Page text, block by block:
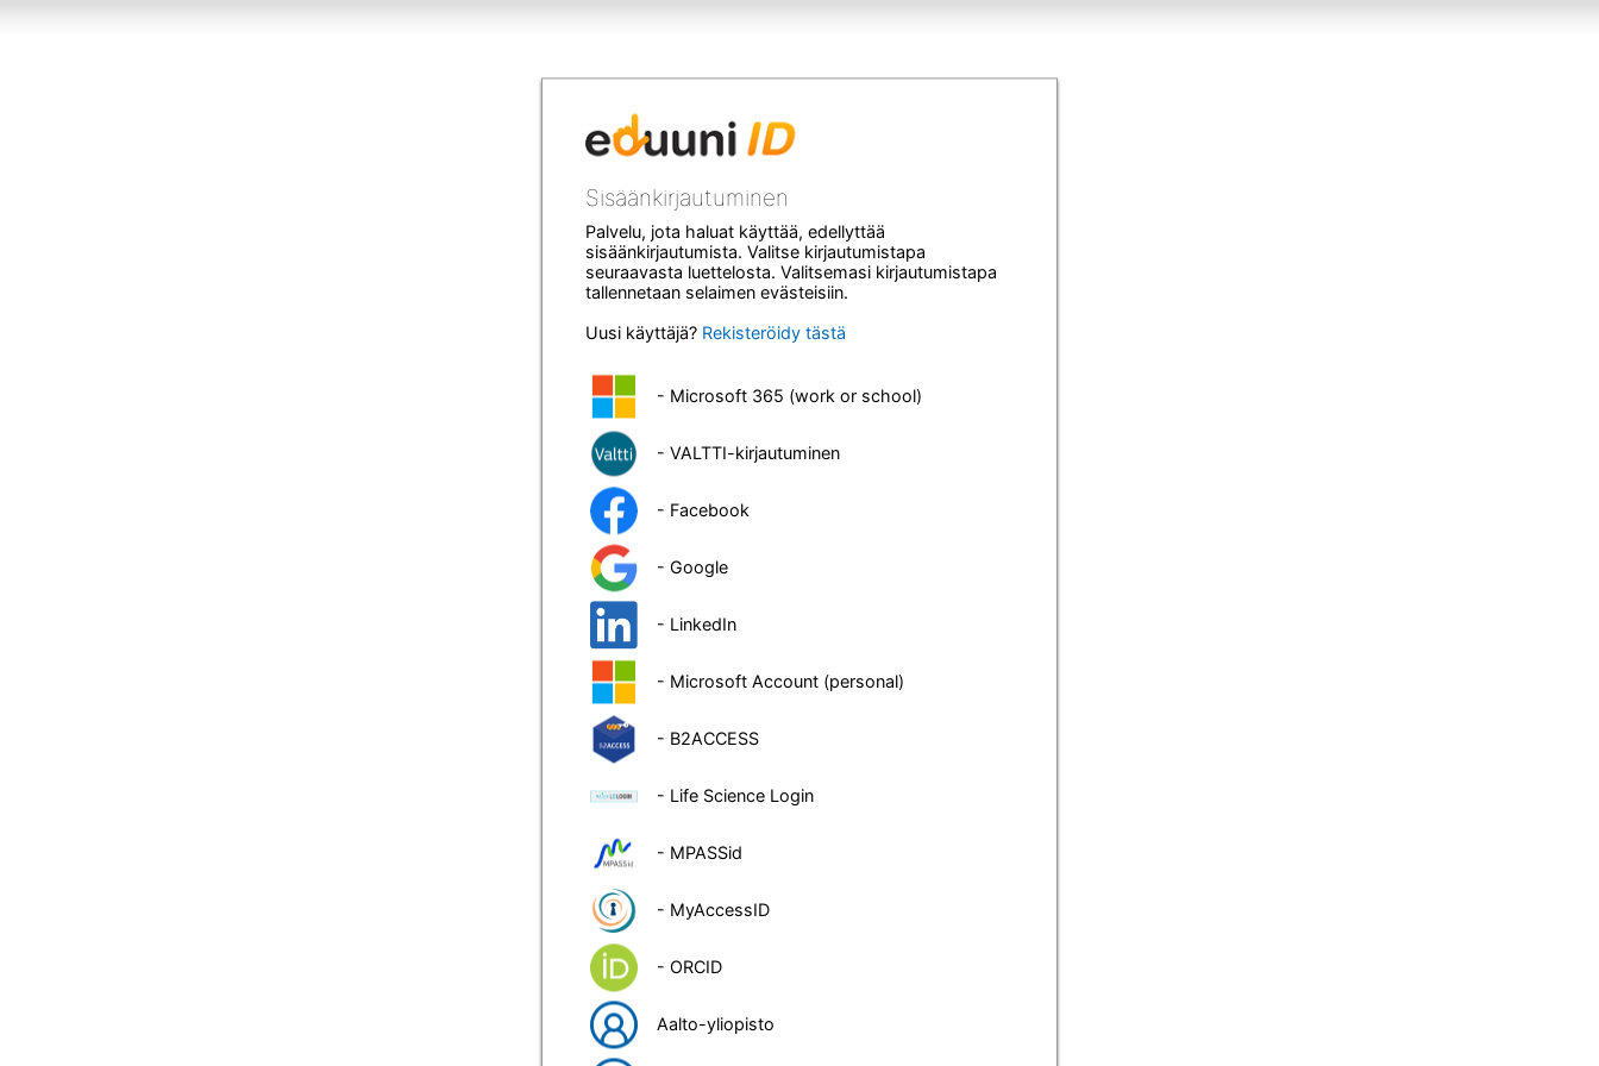
Sisäänkirjautuminen
Palvelu, jota haluat käyttää, edellyttää
sisäänkirjautumista. Valitse kirjautumistapa
seuraavasta luettelosta. Valitsemasi kirjautumistapa
tallennetaan selaimen evästeisiin.
Uusi käyttäjä? Rekisteröidy tästä
- Microsoft 365 (work or school)
- VALTTI-kirjautuminen
- Facebook
- Google
- LinkedIn
- Microsoft Account (personal)
- B2ACCESS
- Life Science Login
- MPASSid
- MyAccessID
- ORCID
Aalto-yliopisto